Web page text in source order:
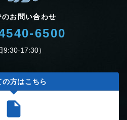
のお問い合わせ
6500
9:30-17:30）
の方はこちら
insert_drive_file